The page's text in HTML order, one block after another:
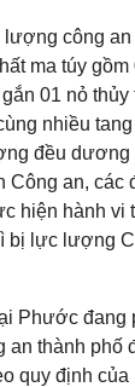
công an
ma túy
01 nỏ
nhiều
đều dương
Công an, các
hiện hành vi
bị lực lượng
Phước đang
an thành phố
quy định của